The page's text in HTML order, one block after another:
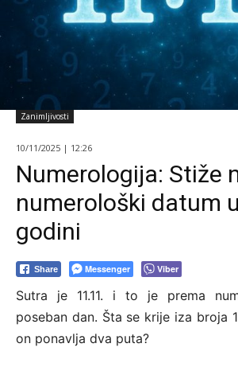
Zanimljivosti
10/11/2025 | 12:26
Numerologija: Stiže
numerološki datum
godini
Share Messenger Viber
Sutra je 11.11. i to je prema
poseban dan. Šta se krije iza broja
on ponavlja dva puta?